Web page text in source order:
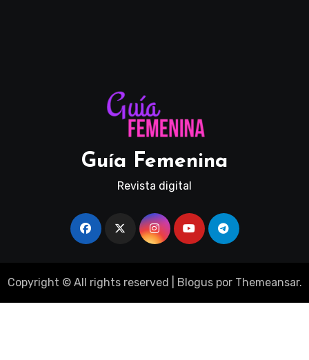
Guía Femenina
Revista digital
Copyright © All rights reserved Bloguspor Themeansar.